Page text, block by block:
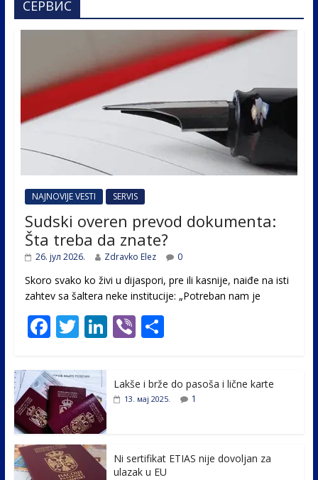
СЕРВИС
NAJNOVIJE VESTI SERVIS
Sudski overen prevod dokumenta:
Šta treba da znate?
26. јул 2026. Zdravko Elez 0
Skoro svako ko živi u dijaspori, pre ili kasnije, naiđe na isti
zahtev sa šaltera neke institucije: „Potreban nam je
F
e
b
o
o
k
T
itt
er
Li
e
Vi
er
S
ar
e
Lakše i brže do pasoša i lične karte
13. мај 2025. 1
Ni sertifikat ETIAS nije dovoljan za
ulazak u EU